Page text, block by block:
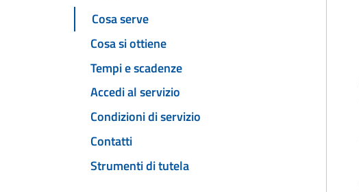
Cosa serve
Cosa si ottiene
Tempi e scadenze
Accedi al servizio
Condizioni di servizio
Contatti
Strumenti di tutela